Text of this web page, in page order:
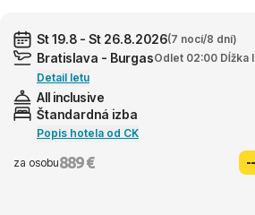
St 19.8 - St 26.8.2026(7 nocí/8 dní)
Bratislava - BurgasOdlet 02:00 Dĺžka
Detail letu
All inclusive
Štandardná izba
Popis hotela od CK
za osobu889 €